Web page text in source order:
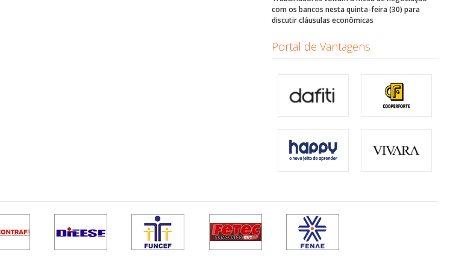
com os bancos nesta quinta-feira (30) para
discutir cláusulas econômicas
Portal de Vantagens